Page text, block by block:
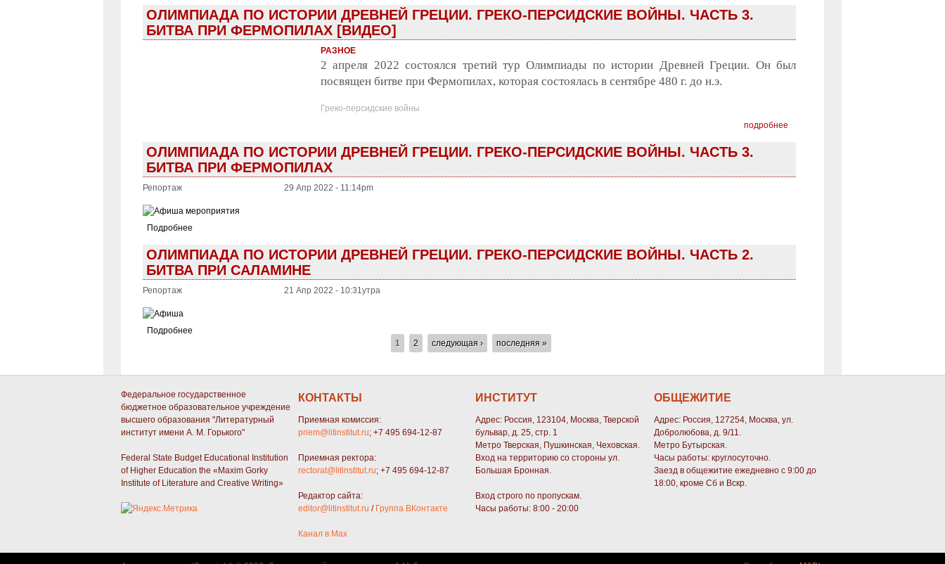
ОЛИМПИАДА ПО ИСТОРИИ ДРЕВНЕЙ ГРЕЦИИ. ГРЕКО-ПЕРСИДСКИЕ ВОЙНЫ. ЧАСТЬ 3.
БИТВА ПРИ ФЕРМОПИЛАХ [ВИДЕО]
РАЗНОЕ
2 апреля 2022 состоялся третий тур Олимпиады по истории Древней Греции. Он был
посвящен битве при Фермопилах, которая состоялась в сентябре 480 г. до н.э.
Греко-персидские войны
подробнее
ОЛИМПИАДА ПО ИСТОРИИ ДРЕВНЕЙ ГРЕЦИИ. ГРЕКО-ПЕРСИДСКИЕ ВОЙНЫ. ЧАСТЬ 3.
БИТВА ПРИ ФЕРМОПИЛАХ
Репортаж 29 Апр 2022 - 11:14pm
Подробнее
ОЛИМПИАДА ПО ИСТОРИИ ДРЕВНЕЙ ГРЕЦИИ. ГРЕКО-ПЕРСИДСКИЕ ВОЙНЫ. ЧАСТЬ 2.
БИТВА ПРИ САЛАМИНЕ
Репортаж 21 Апр 2022 - 10:31утра
Подробнее
1 2 следующая › последняя »
Федеральное государственное
бюджетное образовательное учреждение
высшего образования "Литературный
институт имени А. М. Горького"
Federal State Budget Educational Institution
of Higher Education the «Maxim Gorky
Institute of Literature and Creative Writing»
КОНТАКТЫ
Приемная комиссия:
priem@litinstitut.ru; +7 495 694-12-87
Приемная ректора:
rectorat@litinstitut.ru; +7 495 694-12-87
Редактор сайта:
editor@litinstitut.ru / Группа ВКонтакте
Канал в Max
ИНСТИТУТ
Адрес: Россия, 123104, Москва, Тверской
бульвар, д. 25, стр. 1
Метро Тверская, Пушкинская, Чеховская.
Вход на территорию со стороны ул.
Большая Бронная.
Вход строго по пропускам.
Часы работы: 8:00 - 20:00
ОБЩЕЖИТИЕ
Адрес: Россия, 127254, Москва, ул.
Добролюбова, д. 9/11.
Метро Бутырская.
Часы работы: круглосуточно.
Заезд в общежитие ежедневно с 9:00 до
18:00, кроме Сб и Вскр.